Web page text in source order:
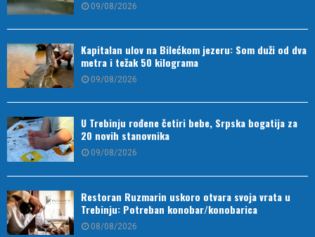
09/08/2026
Kapitalan ulov na Bilećkom jezeru: Som duži od dva
metra i težak 50 kilograma
09/08/2026
U Trebinju rođene četiri bebe, Srpska bogatija za
20 novih stanovnika
09/08/2026
Restoran Ruzmarin uskoro otvara svoja vrata u
Trebinju: Potreban konobar/konobarica
08/08/2026